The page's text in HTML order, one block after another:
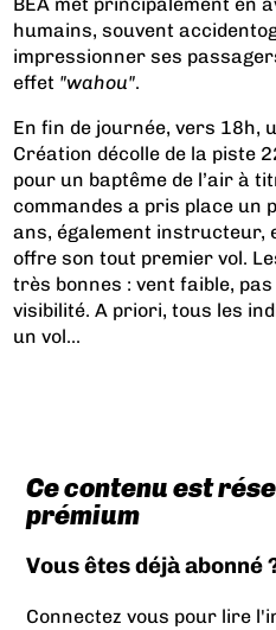
humains, souvent
impressionner ses
effet "wahou".
En fin de journée, vers 18h,
Création décolle de la piste
pour un baptême de l’air à
commandes a pris place un
ans, également instructeur,
offre son tout premier vol.
très bonnes : vent faible,
visibilité. A priori, tous les
un vol...
Ce contenu est
prémium
Vous êtes déjà abonné
Connectez vous pour lire